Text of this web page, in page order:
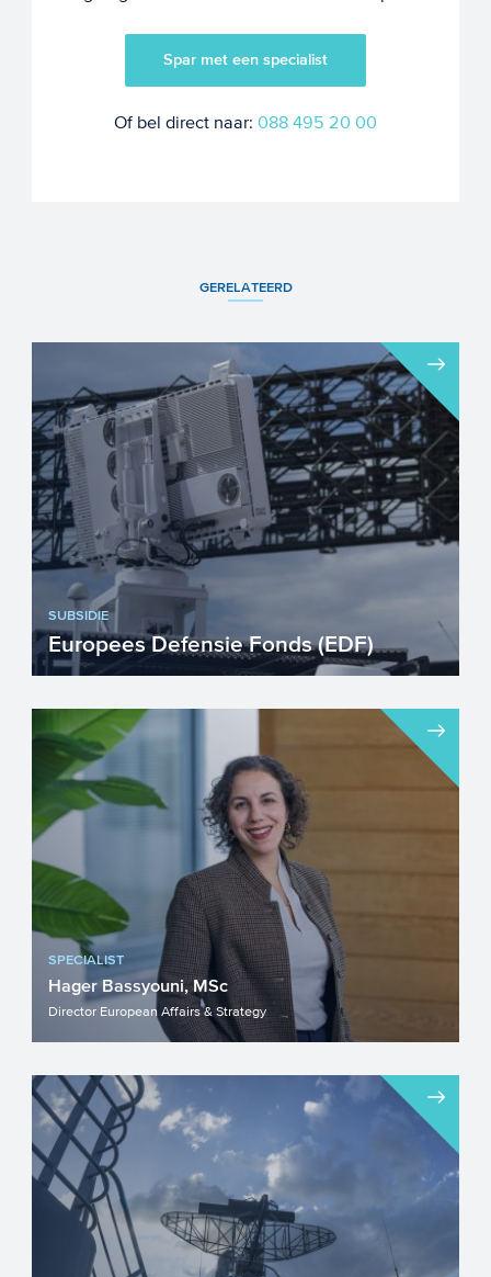
Spar met een specialist
Of bel direct naar: 088 495 20 00
GERELATEERD
SUBSIDIE
Europees Defensie Fonds (EDF)
Bent u bezig met de ontwikkeling van
nieuwe en uitdagende technologieën of
producten die voor defen...
SPECIALIST
Hager Bassyouni, MSc
Director European Affairs & Strategy